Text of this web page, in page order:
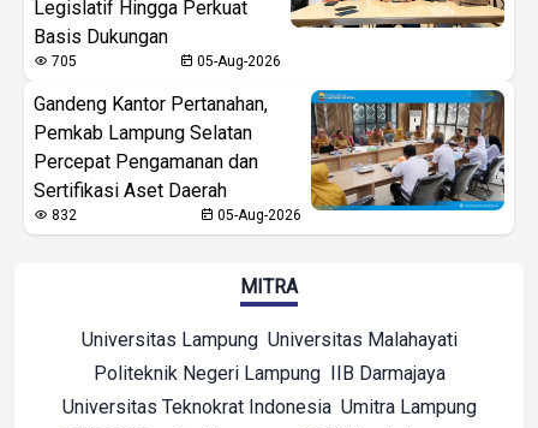
Legislatif Hingga Perkuat
Basis Dukungan
705 05-Aug-2026
Gandeng Kantor Pertanahan,
Pemkab Lampung Selatan
Percepat Pengamanan dan
Sertifikasi Aset Daerah
832 05-Aug-2026
MITRA
Universitas Lampung Universitas Malahayati
Politeknik Negeri Lampung
IIB Darmajaya
Universitas Teknokrat Indonesia Umitra Lampung